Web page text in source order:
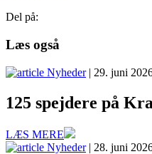
Del på:
Læs også
Nyheder| 29. juni
125 spejdere på
LÆS MERE
Nyheder| 28. juni